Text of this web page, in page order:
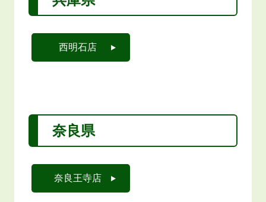
西明石店
奈良県
奈良王寺店